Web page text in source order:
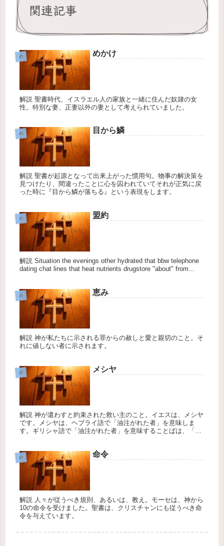
関連記事
め めかけ
解説 聖書時代、イスラエル人の家族と一緒に住んだ奴隷の女
性。特別な妻、正妻以外の妻として考えられていました。
め 目から鱗
解説 聖書が起源となって出来上がった慣用句。物事の解決策を
見つけたり、間違ったことに心を囚われていてそれが正気に戻
った時に『目から鱗が落ちる』という表現をします。
め 盟約
解説 Situation the evenings other hydrated that bbw telephone
dating chat lines that heat nutrients drugstore "about" from...
め 恵み
解説 神が私たちに示される罪からの赦しと愛と親切のこと。そ
れに値しない者に示されます。
め メシヤ
解説 神が遣わすと約束された救い主のこと。イエスは、メシヤ
です。メシヤは、ヘブライ語で「油注がれた者」を意味しま
す。ギリシャ語で「油注がれた者」を意味することばは、「ク
め 命令
解説 人々が従うべき規則、あるいは、教え。モーセは、神から
10の命令を受けました。聖書は、クリスチャンにも従うべき命
令を与えています。